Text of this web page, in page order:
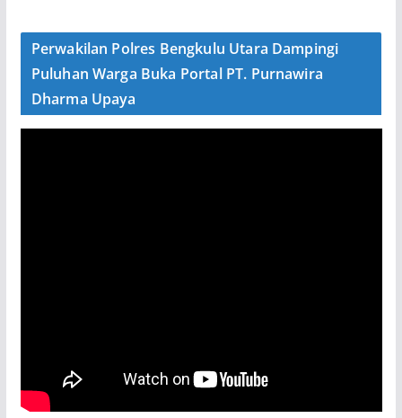
Perwakilan Polres Bengkulu Utara Dampingi
Puluhan Warga Buka Portal PT. Purnawira
Dharma Upaya